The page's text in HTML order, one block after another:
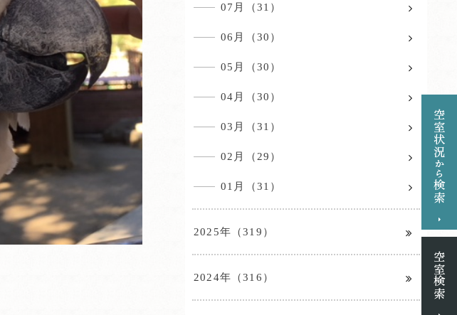
07月（31）
06月（30）
05月（30）
04月（30）
03月（31）
02月（29）
01月（31）
2025年（319）
2024年（316）